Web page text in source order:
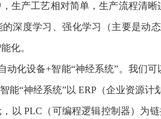
生产工艺相对简单，生产流程清
深度学习、强化学习（主要是动
化。
动化设备+智能“神经系统”。我们
能“神经系统”以 ERP（企业资源
以 PLC（可编程逻辑控制器）为